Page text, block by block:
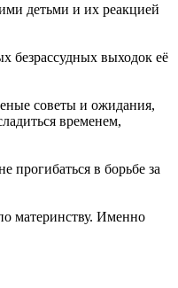
детьми и их реакцией
безрассудных выходок её
советы и ожидания,
временем,
прогибаться в борьбе за
материнству. Именно